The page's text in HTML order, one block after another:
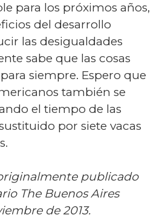
para los próximos años,
del desarrollo
las desigualdades
sabe que las cosas
siempre. Espero que
también se
el tiempo de las
por siete vacas
publicado
The Buenos Aires
de 2013.